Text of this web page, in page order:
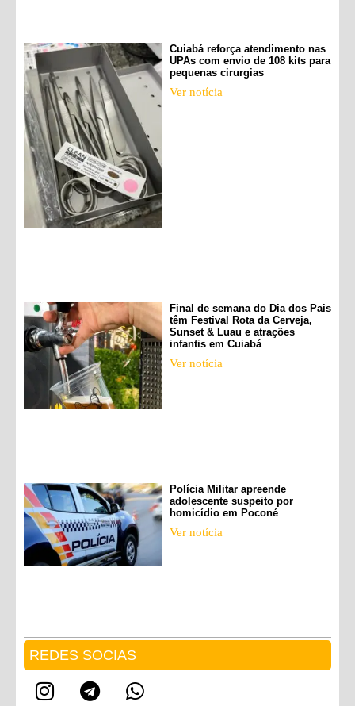
Cuiabá reforça atendimento nas
UPAs com envio de 108 kits para
pequenas cirurgias
Ver notícia
Final de semana do Dia dos Pais
têm Festival Rota da Cerveja,
Sunset & Luau e atrações
infantis em Cuiabá
Ver notícia
Polícia Militar apreende
adolescente suspeito por
homicídio em Poconé
Ver notícia
REDES SOCIAS